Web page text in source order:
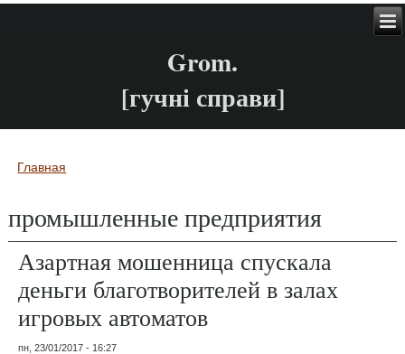
Grom.
[гучні справи]
Вы здесь
Главная
промышленные предприятия
Азартная мошенница спускала
деньги благотворителей в залах
игровых автоматов
пн, 23/01/2017 - 16:27